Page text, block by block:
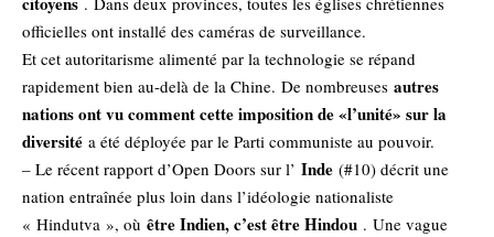
officielles ont installé des caméras de surveillance.
Et cet autoritarisme alimenté par la technologie se répand
rapidement bien au-delà de la Chine. De nombreuses autres
nations ont vu comment cette imposition de «l’unité» sur la
diversité a été déployée par le Parti communiste au pouvoir.
– Le récent rapport d’Open Doors sur l’ Inde (#10) décrit une
nation entraînée plus loin dans l’idéologie nationaliste
« Hindutva », où être Indien, c’est être Hindou . Une vague